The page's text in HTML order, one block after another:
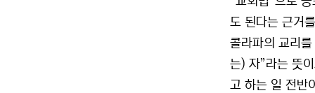
도 된다는 근거
콜라파의 교리
는) 자”라는 뜻
고 하는 일 전반